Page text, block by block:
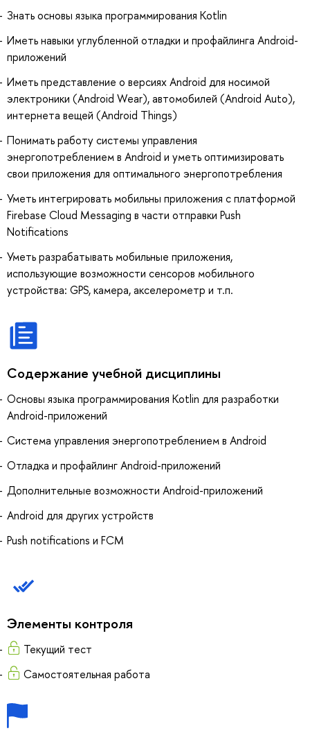
Знать основы языка программирования Kotlin
Иметь навыки углубленной отладки и профайлинга Android-
приложений
Иметь представление о версиях Android для носимой
электроники (Android Wear), автомобилей (Android Auto),
интернета вещей (Android Things)
Понимать работу системы управления
энергопотреблением в Android и уметь оптимизировать
свои приложения для оптимального энергопотребления
Уметь интегрировать мобильны приложения с платформой
Firebase Cloud Messaging в части отправки Push
Notifications
Уметь разрабатывать мобильные приложения,
использующие возможности сенсоров мобильного
устройства: GPS, камера, акселерометр и т.п.
Содержание учебной дисциплины
Основы языка программирования Kotlin для разработки
Android-приложений
Система управления энергопотреблением в Android
Отладка и профайлинг Android-приложений
Дополнительные возможности Android-приложений
Android для других устройств
Push notifications и FCM
Элементы контроля
Текущий тест
Самостоятельная работа